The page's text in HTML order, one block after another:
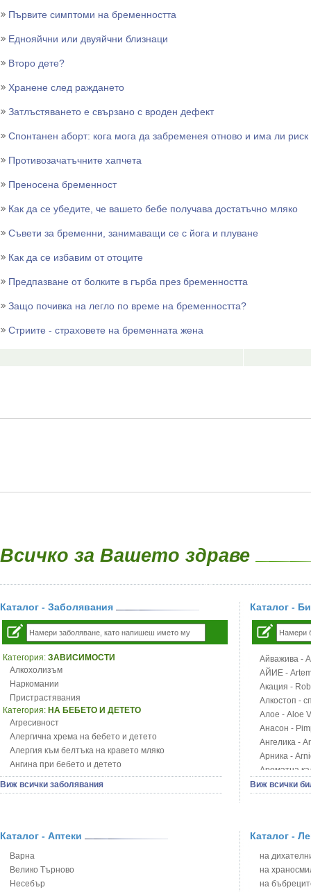
Първите симптоми на бременността
Еднояйчни или двуяйчни близнаци
Второ дете?
Хранене след раждането
Затлъстяването е свързано с вроден дефект
Спонтанен аборт: кога мога да забременея отново и има ли риск
Противозачатъчните хапчета
Преносена бременност
Как да се убедите, че вашето бебе получава достатъчно мляко
Съвети за бременни, занимаващи се с йога и плуване
Как да се избавим от отоците
Предпазване от болките в гърба през бременността
Защо почивка на легло по време на бременността?
Стриите - страховете на бременната жена
Всичко за Вашето здраве
Каталог - Заболявания
Категория: ЗАВИСИМОСТИ
Алкохолизъм
Наркомании
Пристрастявания
Категория: НА БЕБЕТО И ДЕТЕТО
Агресивност
Алергична хрема на бебето и детето
Алергия към белтъка на кравето мляко
Ангина при бебето и детето
Анемия при бебето и детето
Апетит - пълни деца
Бронхиална астма при бебето и детето
Варицела
Висока температура на бебето и детето
Възпаление на ушите на бебето и детето
Виж всички заболявания
Каталог -
Айважива -
АЙИЕ -
Акация -
Алкостоп -
Алое - Aloe
Анасон -
Ангелика -
Арника -
Ароматна
Арония -
Блатен
Блян
Бобови
Божур -
Виж всички
Каталог - Аптеки
Варна
Велико Търново
Несебър
Каталог -
на
на
на